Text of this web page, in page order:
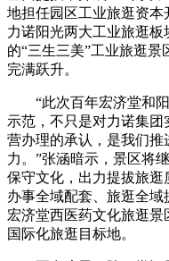
地担任园区工业旅逛资
力诺阳光两大工业旅逛
的“三生三美”工业旅逛
完满跃升。
“此次百年宏济堂和阳
示范，不只是对力诺集
营办理的承认，是我们推
力。”张涵暗示，景区将
保守文化，出力提拔旅
办事全域配套、旅逛全
宏济堂西医药文化旅逛
国际化旅逛目标地。